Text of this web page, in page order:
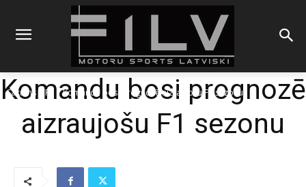
Sākums F1 Komandu bosi prognozē aizraujošu F1 sezonu
Komandu bosi prognozē
aizraujošu F1 sezonu